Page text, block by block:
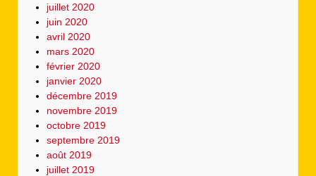
juillet 2020
juin 2020
avril 2020
mars 2020
février 2020
janvier 2020
décembre 2019
novembre 2019
octobre 2019
septembre 2019
août 2019
juillet 2019